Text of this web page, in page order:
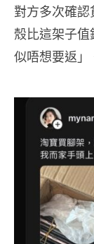
對方多次確
殼比這架子
似唔想要返」